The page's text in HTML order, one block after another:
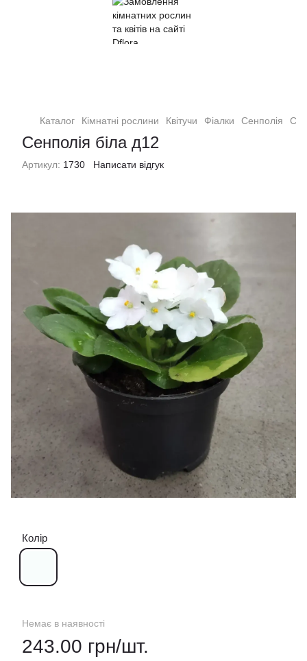
Кімнатні рослини та квіти
Каталог Кімнатні рослини Квітучи Фіалки Сенполія
Сенполія біла д12
Артикул: 1730 Написати відгук
Колір
Немає в наявності
243.00 грн/шт.